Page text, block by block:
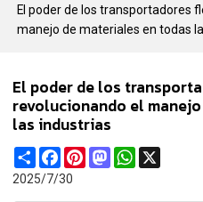
El poder de los transportadores
manejo de materiales en todas
El poder de los
revolucionando el
las industrias
ShareFacebook
PinterestMastodonWhatsApp
2025/7/30